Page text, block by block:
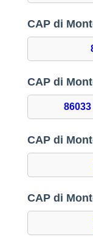
CAP di
CAP di
86033
CAP di
CAP di